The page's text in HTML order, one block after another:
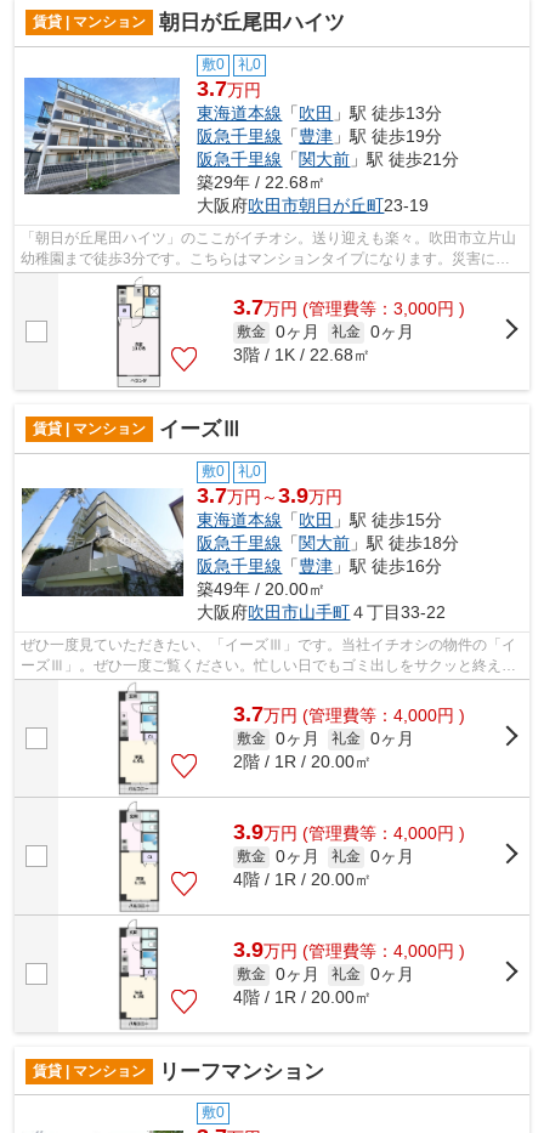
賃貸 | マンション 朝日が丘尾田ハイツ
敷0 礼0
3.7万円
東海道本線 「吹田 」駅 徒歩13分
阪急千里線 「豊津 」駅 徒歩19分
阪急千里線 「関大前 」駅 徒歩21分
築29年 / 22.68㎡
大阪府吹田市朝日が丘町23-19
「朝日が丘尾田ハイツ」のここがイチオシ。送り迎えも楽々。吹田市立片山
幼稚園まで徒歩3分です。こちらはマンションタイプになります。災害に対
する備えを考えるなら、耐久性のあるRC...
3.7万円 (管理費等：3,000円 )
敷金 0ヶ月 礼金 0ヶ月
3階 / 1K / 22.68㎡
賃貸 | マンション イーズⅢ
敷0 礼0
3.7万円～3.9万円
東海道本線 「吹田 」駅 徒歩15分
阪急千里線 「関大前 」駅 徒歩18分
阪急千里線 「豊津 」駅 徒歩16分
築49年 / 20.00㎡
大阪府吹田市山手町４丁目33-22
ぜひ一度見ていただきたい、「イーズⅢ」です。当社イチオシの物件の「イ
ーズⅢ」。ぜひ一度ご覧ください。忙しい日でもゴミ出しをサクッと終えら
れるように、敷地内にゴミ置き場を備え...
3.7万円 (管理費等：4,000円 )
敷金 0ヶ月 礼金 0ヶ月
2階 / 1R / 20.00㎡
3.9万円 (管理費等：4,000円 )
敷金 0ヶ月 礼金 0ヶ月
4階 / 1R / 20.00㎡
3.9万円 (管理費等：4,000円 )
敷金 0ヶ月 礼金 0ヶ月
4階 / 1R / 20.00㎡
賃貸 | マンション リーフマンション
敷0